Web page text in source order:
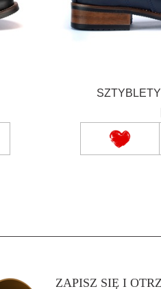
ZAPISZ SIĘ I